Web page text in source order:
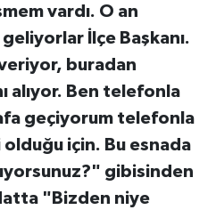
vardı. O an
İlçe Başkanı.
buradan
alıyor. Ben telefonla
geçiyorum telefonla
için. Bu esnada
gibisinden
"Bizden niye